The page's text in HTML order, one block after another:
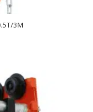
3M